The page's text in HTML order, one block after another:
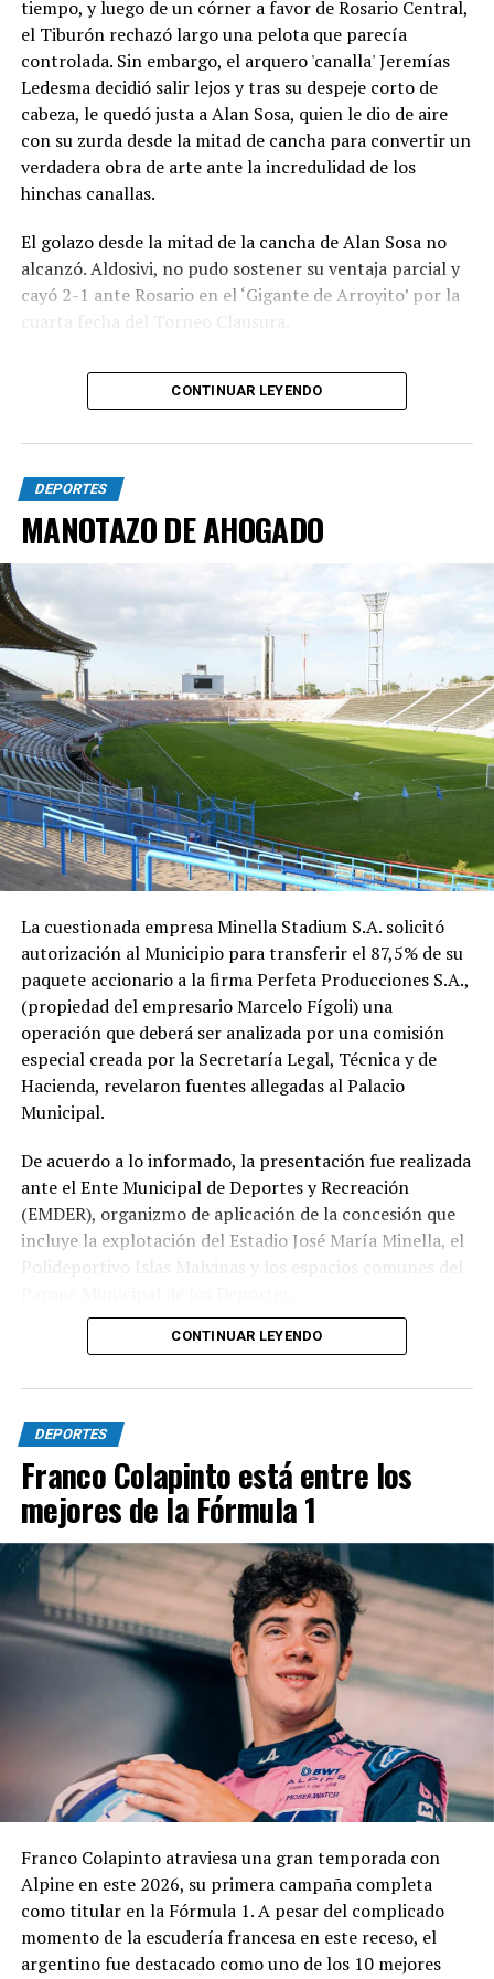
tiempo, y luego de un córner a favor de Rosario Central,
el Tiburón rechazó largo una pelota que parecía
controlada. Sin embargo, el arquero 'canalla' Jeremías
Ledesma decidió salir lejos y tras su despeje corto de
cabeza, le quedó justa a Alan Sosa, quien le dio de aire
con su zurda desde la mitad de cancha para convertir un
verdadera obra de arte ante la incredulidad de los
hinchas canallas.
El golazo desde la mitad de la cancha de Alan Sosa no
alcanzó. Aldosivi, no pudo sostener su ventaja parcial y
cayó 2-1 ante Rosario en el ‘Gigante de Arroyito’ por la
cuarta fecha del Torneo Clausura.
Foto Alan Sosa festeja su golazo en el Gigante de
Arroyito. FotobairesCONTINUAR LEYENDO
DEPORTES
MANOTAZO DE AHOGADO
La cuestionada empresa Minella Stadium S.A. solicitó
autorización al Municipio para transferir el 87,5% de su
paquete accionario a la firma Perfeta Producciones S.A.,
(propiedad del empresario Marcelo Fígoli) una
operación que deberá ser analizada por una comisión
especial creada por la Secretaría Legal, Técnica y de
Hacienda, revelaron fuentes allegadas al Palacio
Municipal.
De acuerdo a lo informado, la presentación fue realizada
ante el Ente Municipal de Deportes y Recreación
(EMDER), organizmo de aplicación de la concesión que
incluye la explotación del Estadio José María Minella, el
Polideportivo Islas Malvinas y los espacios comunes del
A tal efecto, el secretario Legal, Técnico y de
Comisión ad hoc que tendrá la responsabilidad de
analizar la documentación presentada por la
concesionaria y determinar si la operación se ajusta a las
exigencias previstas en el contrato y en la normativa
vigente.
El cuerpo estará integrado por representantes del
EMDER, la Dirección General Legal y Técnica, la
Contaduría General y la Dirección General de
Contrataciones, áreas que deberán elaborar un informe
técnico, jurídico y contable antes de que la
administración municipal adopte una definición sobre el
En los fundamentos de la resolución se señala que la
complejidad y trascendencia de la solicitud hacen
necesario un estudio integral de la documentación
modificación vinculada a la composición societaria de la
empresa que obtuvo la concesión.
La novedad se conoce mientras la concesión del Minella
continúa envuelta en una delicadísima situación
CONTINUAR LEYENDO
DEPORTES
Franco Colapinto está entre los
mejores de la Fórmula 1
Franco Colapinto atraviesa una gran temporada con
Alpine en este 2026, su primera campaña completa
como titular en la Fórmula 1. A pesar del complicado
momento de la escudería francesa en este receso, el
argentino fue destacado como uno de los 10 mejores